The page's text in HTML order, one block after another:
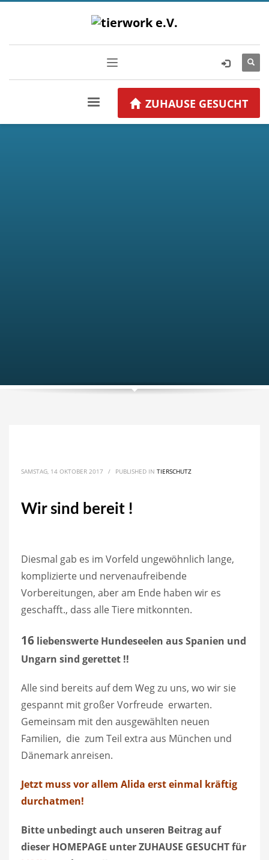
ZUHAUSE GESUCHT
SAMSTAG, 14 OKTOBER 2017 / PUBLISHED IN TIERSCHUTZ
Wir sind bereit !
Diesmal gab es im Vorfeld ungewöhnlich lange,
komplizierte und nervenaufreibende
Vorbereitungen, aber am Ende haben wir es
geschafft., dass alle Tiere mitkonnten.
16 liebenswerte Hundeseelen aus Spanien und
Ungarn sind gerettet !!
Alle sind bereits auf dem Weg zu uns, wo wir sie
gespannt mit großer Vorfreude erwarten.
Gemeinsam mit den ausgewählten neuen
Familien, die zum Teil extra aus München und
Dänemark anreisen.
Jetzt muss vor allem Alida erst einmal kräftig
durchatmen!
Bitte unbedingt auch unseren Beitrag auf
dieser HOMEPAGE unter ZUHAUSE GESUCHT für